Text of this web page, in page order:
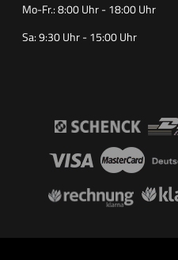
Mo-Fr.: 8:00 Uhr - 18:00 Uhr
Sa: 9:30 Uhr - 15:00 Uhr